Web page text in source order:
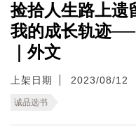
捡拾人生路上遗
我的成长轨迹
｜外文
上架日期 2023/08/12
诚品选书